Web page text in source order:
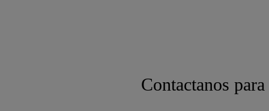
Contactanos